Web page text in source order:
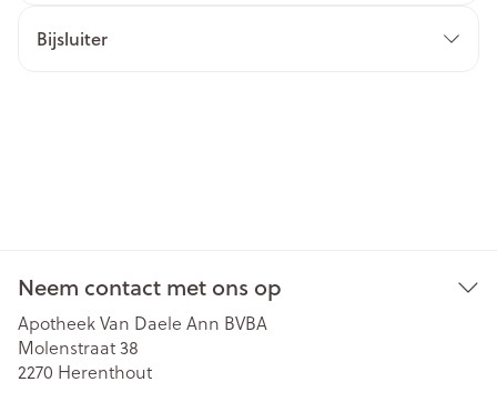
Bijsluiter
Neem contact met ons op
Apotheek Van Daele Ann BVBA
Molenstraat 38
2270 Herenthout